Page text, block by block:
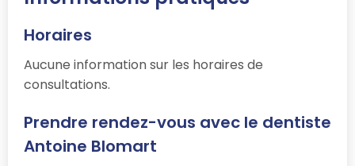
Horaires
Aucune information sur les horaires de
consultations.
Prendre rendez-vous avec le dentiste
Antoine Blomart